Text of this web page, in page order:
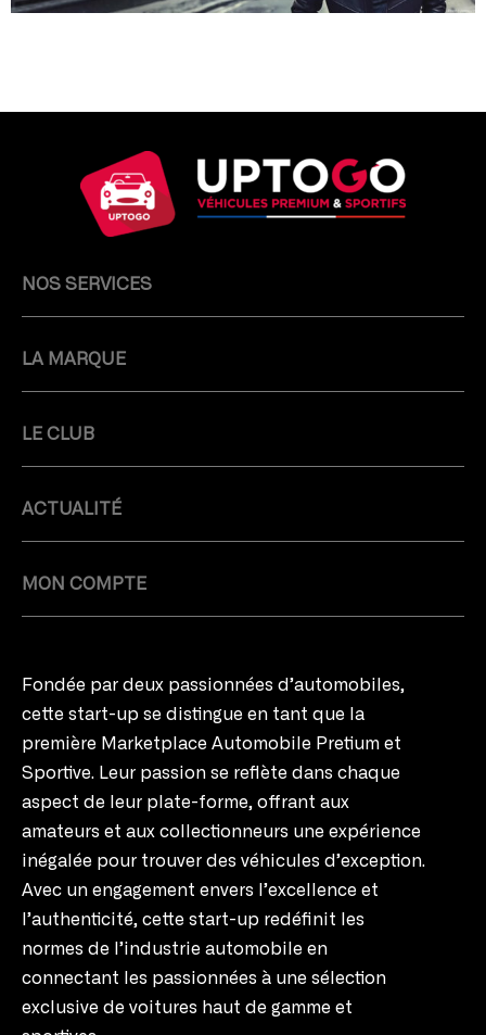
NOS SERVICES
LA MARQUE
LE CLUB
ACTUALITÉ
MON COMPTE
Fondée par deux passionnées d’automobiles,
cette start-up se distingue en tant que la
première Marketplace Automobile Pretium et
Sportive. Leur passion se reflète dans chaque
aspect de leur plate-forme, offrant aux
amateurs et aux collectionneurs une expérience
inégalée pour trouver des véhicules d’exception.
Avec un engagement envers l’excellence et
l’authenticité, cette start-up redéfinit les
normes de l’industrie automobile en
connectant les passionnées à une sélection
exclusive de voitures haut de gamme et